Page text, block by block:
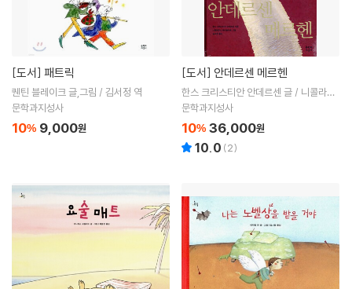
[도서] 패트릭
퀜틴 블레이크 글,그림 / 김서정 역
문학과지성사
10% 9,000원
[도서] 안데르센 메르헨
한스 크리스티안 안데르센 글 / 니콜라우
스 하이델바흐 그림 / 김서정 역
문학과지성사
10% 36,000원
10.0 (2)